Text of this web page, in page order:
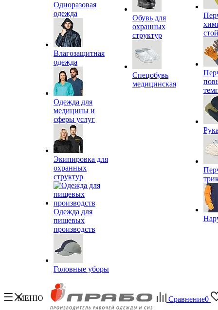
Одноразовая
одежда
Влагозащитная
одежда
Одежда для
медицины и
сферы услуг
Экипировка для
охранных
структур
Одежда для
пищевых
производств
Головные уборы
Обувь для
охранных
структур
Спецобувь
медицинская
МЕНЮ Сравнение0